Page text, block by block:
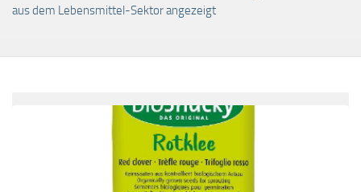
aus dem Lebensmittel-Sektor angezeigt